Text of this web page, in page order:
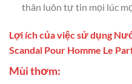
thân luôn tự tin mọi lúc
Lợi ích của việc sử dụng
Scandal Pour Homme Le
Mùi thơm: